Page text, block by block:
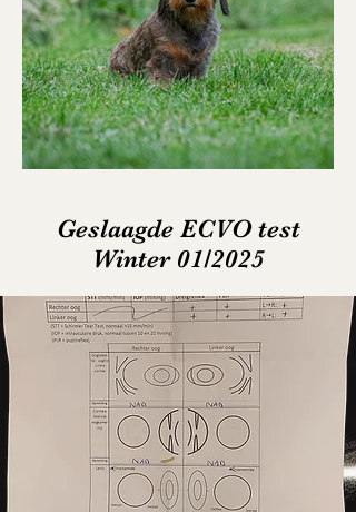
Geslaagde ECVO test
Winter 01/2025